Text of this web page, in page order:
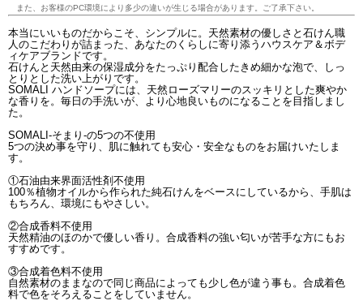
また、お客様のPC環境により多少の違いが生じる場合があります。ご了承下さい。
本当にいいものだからこそ、シンプルに。天然素材の優しさと石けん職
人のこだわりが詰まった、あなたのくらしに寄り添うハウスケア＆ボデ
ィケアブランドです。
石けんと天然由来の保湿成分をたっぷり配合したきめ細かな泡で、しっ
とりとした洗い上がりです。
SOMALI ハンドソープには、天然ローズマリーのスッキリとした爽やか
な香りを。毎日の手洗いが、より心地良いものになることを目指しまし
た。
SOMALI-そまり-の5つの不使用
5つの決め事を守り、肌に触れても安心・安全なものをお届けいたしま
す。
①石油由来界面活性剤不使用
100％植物オイルから作られた純石けんをベースにしているから、手肌は
もちろん、環境にもやさしい。
②合成香料不使用
天然精油のほのかで優しい香り。合成香料の強い匂いが苦手な方にもお
すすめです。
③合成着色料不使用
自然素材のままなので同じ商品によっても少し色が違う事も。合成着色
料で色をそろえることをしていません。